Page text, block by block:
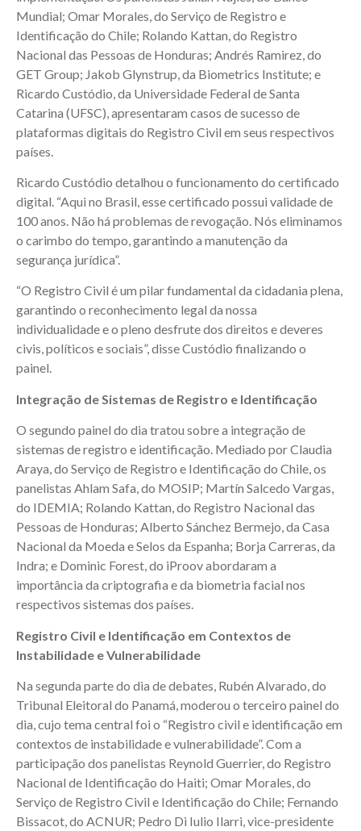
Mundial; Omar Morales, do Serviço de Registro e
Identificação do Chile; Rolando Kattan, do Registro
Nacional das Pessoas de Honduras; Andrés Ramirez, do
GET Group; Jakob Glynstrup, da Biometrics Institute; e
Ricardo Custódio, da Universidade Federal de Santa
Catarina (UFSC), apresentaram casos de sucesso de
plataformas digitais do Registro Civil em seus respectivos
países.
Ricardo Custódio detalhou o funcionamento do certificado
digital. “Aqui no Brasil, esse certificado possui validade de
100 anos. Não há problemas de revogação. Nós eliminamos
o carimbo do tempo, garantindo a manutenção da
segurança jurídica”.
“O Registro Civil é um pilar fundamental da cidadania plena,
garantindo o reconhecimento legal da nossa
individualidade e o pleno desfrute dos direitos e deveres
civis, políticos e sociais”, disse Custódio finalizando o
painel.
Integração de Sistemas de Registro e Identificação
O segundo painel do dia tratou sobre a integração de
sistemas de registro e identificação. Mediado por Claudia
Araya, do Serviço de Registro e Identificação do Chile, os
panelistas Ahlam Safa, do MOSIP; Martín Salcedo Vargas,
do IDEMIA; Rolando Kattan, do Registro Nacional das
Pessoas de Honduras; Alberto Sánchez Bermejo, da Casa
Nacional da Moeda e Selos da Espanha; Borja Carreras, da
Indra; e Dominic Forest, do iProov abordaram a
importância da criptografia e da biometria facial nos
respectivos sistemas dos países.
Registro Civil e Identificação em Contextos de
Instabilidade e Vulnerabilidade
Na segunda parte do dia de debates, Rubén Alvarado, do
Tribunal Eleitoral do Panamá, moderou o terceiro painel do
dia, cujo tema central foi o “Registro civil e identificação em
contextos de instabilidade e vulnerabilidade”. Com a
participação dos panelistas Reynold Guerrier, do Registro
Nacional de Identificação do Haiti; Omar Morales, do
Serviço de Registro Civil e Identificação do Chile; Fernando
Bissacot, do ACNUR; Pedro Di Iulio Ilarri, vice-presidente